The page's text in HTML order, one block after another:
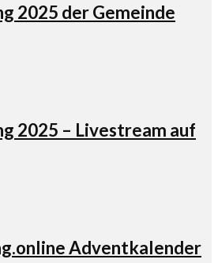
2025 der Gemeinde
2025 – Livestream auf
Adventkalender